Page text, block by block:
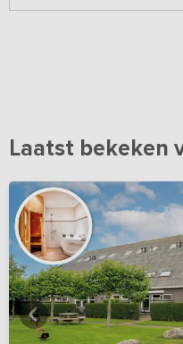
Laatst bekeken
Bekijkhieralle